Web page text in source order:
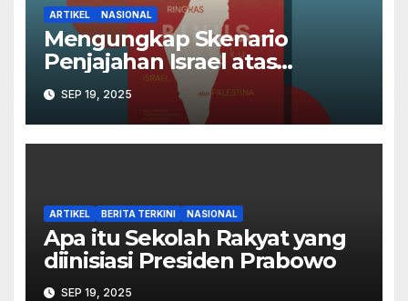
ARTIKEL NASIONAL
Mengungkap Skenario
Penjajahan Israel atas
Palestina dalam Buku Ilan
Pappé
SEP 19, 2025
ARTIKEL BERITA TERKINI NASIONAL
Apa itu Sekolah Rakyat yang
diinisiasi Presiden Prabowo
SEP 19, 2025